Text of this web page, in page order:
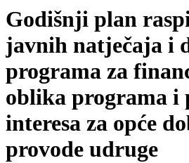
Godišnji plan
javnih natječaja i
programa za
oblika programa i
interesa za opće
provode udruge